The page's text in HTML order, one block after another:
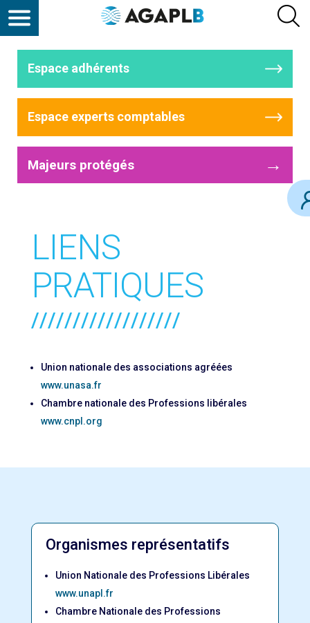
Espace adhérents
Espace experts comptables
Majeurs protégés →
LIENS
PRATIQUES
//////////////////
Union nationale des associations agréées
www.unasa.fr
Chambre nationale des Professions libérales
www.cnpl.org
Organismes représentatifs
Union Nationale des Professions Libérales
www.unapl.fr
Chambre Nationale des Professions